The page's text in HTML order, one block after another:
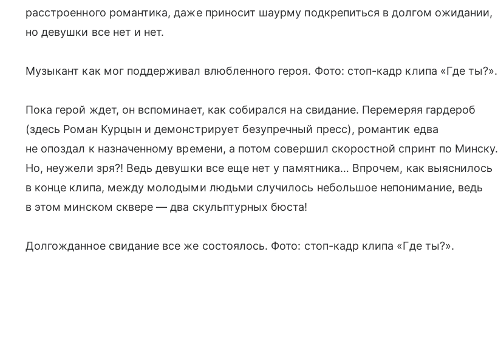
расстроенного романтика, даже приносит шаурму подкрепиться в долгом ожидании,
но девушки все нет и нет.
Музыкант как мог поддерживал влюбленного героя. Фото: стоп-кадр клипа «Где ты?».
Пока герой ждет, он вспоминает, как собирался на свидание. Перемеряя гардероб
(здесь Роман Курцын и демонстрирует безупречный пресс), романтик едва
не опоздал к назначенному времени, а потом совершил скоростной спринт по Минску.
Но, неужели зря?! Ведь девушки все еще нет у памятника… Впрочем, как выяснилось
в конце клипа, между молодыми людьми случилось небольшое непонимание, ведь
в этом минском сквере — два скульптурных бюста!
Долгожданное свидание все же состоялось. Фото: стоп-кадр клипа «Где ты?».